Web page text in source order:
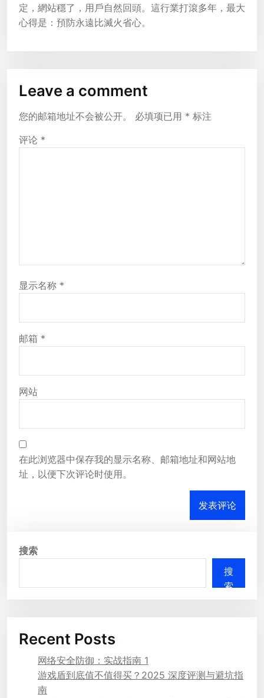
定，網站穩了，用戶自然回頭。這行業打滾多年，最大
心得是：預防永遠比滅火省心。
Leave a comment
您的邮箱地址不会被公开。 必填项已用 * 标注
评论 *
显示名称 *
邮箱 *
网站
在此浏览器中保存我的显示名称、邮箱地址和网站地
址，以便下次评论时使用。
搜索
搜
索
Recent Posts
网络安全防御：实战指南 1
游戏盾到底值不值得买？2025 深度评测与避坑指
南